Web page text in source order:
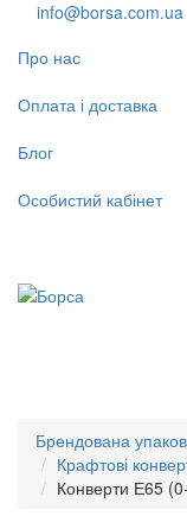
info@borsa.com.ua
Про нас
Оплата і доставка
Блог
Особистий кабінет
Брендована
Крафтові
Конверти Е65